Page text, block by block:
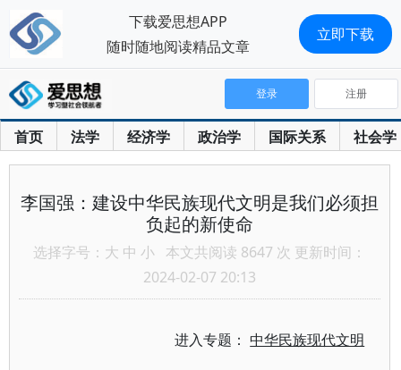
首页 法学 经济学 政治学 国际关系 社会学
登录 注册
李国强：建设中华民族现代文明是我们必须担
负起的新使命
选择字号： 大 中 小 本文共阅读 8647 次 更新时间：
2024-02-07 20:13
进入专题：中华民族现代文明
下载爱思想APP
随时随地阅读精品文章
立即下载